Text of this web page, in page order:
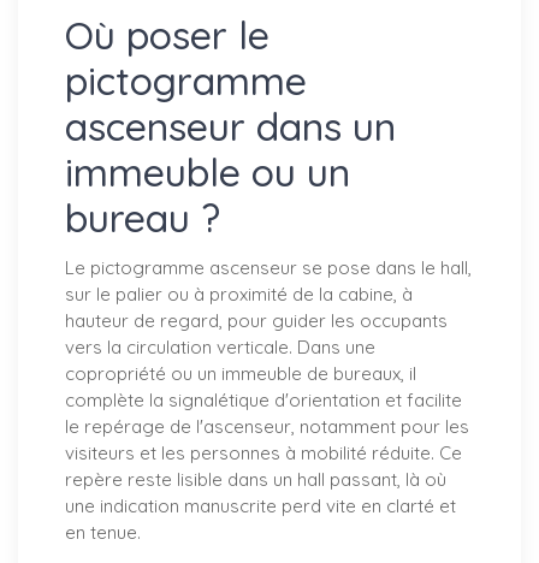
Où poser le
pictogramme
ascenseur dans un
immeuble ou un
bureau ?
Le pictogramme ascenseur se pose dans le hall,
sur le palier ou à proximité de la cabine, à
hauteur de regard, pour guider les occupants
vers la circulation verticale. Dans une
copropriété ou un immeuble de bureaux, il
complète la signalétique d'orientation et facilite
le repérage de l'ascenseur, notamment pour les
visiteurs et les personnes à mobilité réduite. Ce
repère reste lisible dans un hall passant, là où
une indication manuscrite perd vite en clarté et
en tenue.